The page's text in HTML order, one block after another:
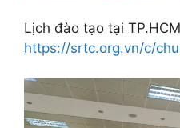
Lịch đào tạo tại
https://srtc.org.vn/c/